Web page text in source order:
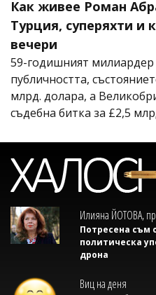
Как живее Роман
Турция, суперяхти и
вечери
59-годишният милиардер
публичността,
млрд. долара, а
съдебна битка за £2,5
Илияна ЙОТОВА,
Потресена съм
политическа
дрона
Виц на деня